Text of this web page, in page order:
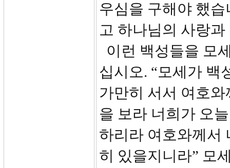
우심을 구해야 했
고 하나님의 사랑
이런 백성들을 모
십시오. “모세가 백
가만히 서서 여호
을 보라 너희가 오
하리라 여호와께서
히 있을지니라” 모